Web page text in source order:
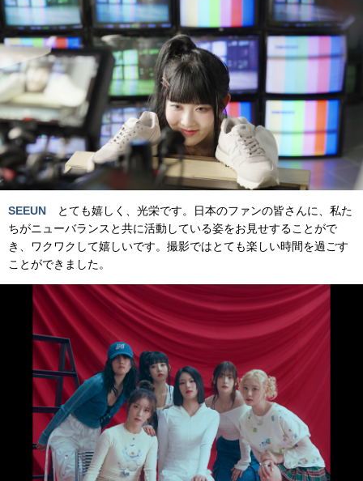
SEEUN
とても嬉しく、光栄です。日本のファンの皆さんに、私た
ちがニューバランスと共に活動している姿をお見せすることがで
き、ワクワクして嬉しいです。撮影ではとても楽しい時間を過ごす
ことができました。